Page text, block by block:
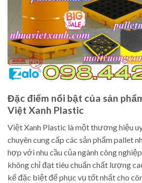
Đặc điểm nổi bật của sản
Việt Xanh Plastic
Việt Xanh Plastic là một thương hiệu
chuyên cung cấp các sản phẩm pallet
hợp với nhu cầu của ngành công
không chỉ đạt tiêu chuẩn chất lượng
kế đặc biệt để phục vụ tốt nhất cho